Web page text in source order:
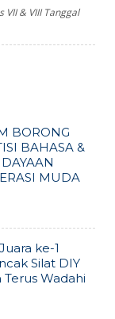
& VIII Tanggal
BORONG
BAHASA &
MUDA
ke-1
Silat DIY
Wadahi